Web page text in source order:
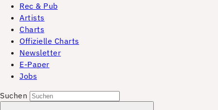
Rec & Pub
Artists
Charts
Offizielle Charts
Newsletter
E-Paper
Jobs
Suchen